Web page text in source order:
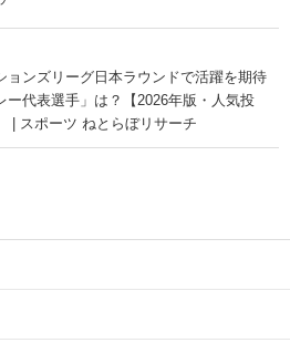
ョンズリーグ日本ラウンドで活躍を期待
ー代表選手」は？【2026年版・人気投
| スポーツ ねとらぼリサーチ